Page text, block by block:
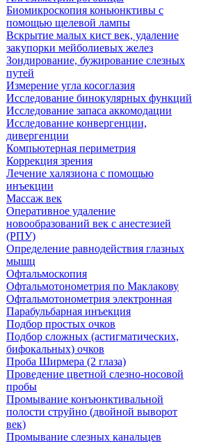
Биомикроскопия коньюнктивы с
помощью щелевой лампы
Вскрытие малых кист век, удаление
закупорки мейболиевых желез
Зондирование, бужирование слезных
путей
Измерение угла косоглазия
Исследование бинокулярных функций
Исследование запаса аккомодации
Исследование конвергенции,
дивергенции
Компьютерная периметрия
Коррекция зрения
Лечение халязиона с помощью
инъекции
Массаж век
Оперативное удаление
новообразований век с анестезией
(РПУ)
Определение равнодействия глазных
мышц
Офтальмоскопия
Офтальмотонометрия по Маклакову
Офтальмотонометрия электронная
Парабульбарная инъекция
Подбор простых очков
Подбор сложных (астигматических,
бифокальных) очков
Проба Ширмера (2 глаза)
Проведение цветной слезно-носовой
пробы
Промывание конъюнктивальной
полости струйно (двойной выворот
век)
Промывание слезных канальцев